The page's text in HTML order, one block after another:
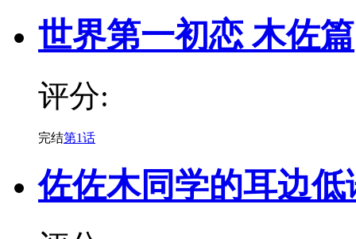
世界第一初恋 木佐篇
评分:
完结第1话
佐佐木同学的耳边